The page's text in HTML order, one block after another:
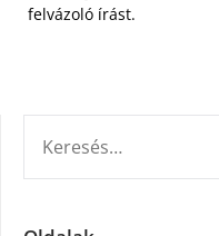
felvázoló írást.